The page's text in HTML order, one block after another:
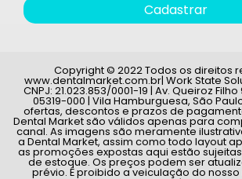
Cadastrar
Copyright © 2022 Todos os direitos
www.dentalmarket.com.br| Work State
CNPJ: 21.023.853/0001-19 | Av. Queiroz Filho
05319-000 | Vila Hamburguesa, São
ofertas, descontos e prazos de
Dental Market são válidos apenas para
canal. As imagens são meramente
a Dental Market, assim como todo layout
as promoções expostas aqui estão
de estoque. Os preços podem ser
prévio. É proibido a veiculação do